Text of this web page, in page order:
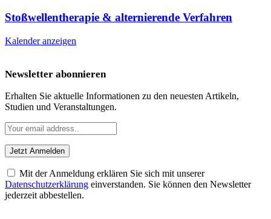
Stoßwellentherapie & alternierende Verfahren
Kalender anzeigen
Newsletter abonnieren
Erhalten Sie aktuelle Informationen zu den neuesten Artikeln,
Studien und Veranstaltungen.
Mit der Anmeldung erklären Sie sich mit unserer
Datenschutzerklärung einverstanden. Sie können den Newsletter
jederzeit abbestellen.